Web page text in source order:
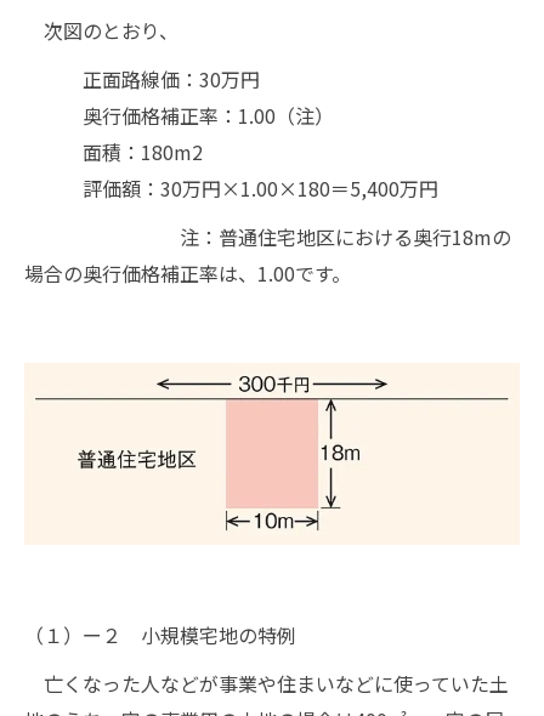
次図のとおり、
正面路線価：30万円
奥行価格補正率：1.00（注）
面積：180m2
評価額：30万円×1.00×180＝5,400万円
注：普通住宅地区における奥行18mの
場合の奥行価格補正率は、1.00です。
（１）ー２ 小規模宅地の特例
亡くなった人などが事業や住まいなどに使っていた土